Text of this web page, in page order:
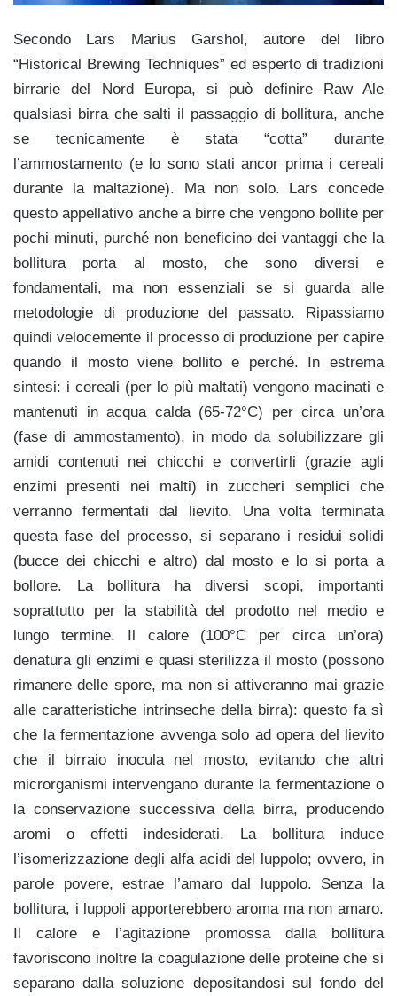
Secondo Lars Marius Garshol, autore del libro
“Historical Brewing Techniques” ed esperto di tradizioni
birrarie del Nord Europa, si può definire Raw Ale
qualsiasi birra che salti il passaggio di bollitura, anche
se tecnicamente è stata “cotta” durante
l’ammostamento (e lo sono stati ancor prima i cereali
durante la maltazione). Ma non solo. Lars concede
questo appellativo anche a birre che vengono bollite per
pochi minuti, purché non beneficino dei vantaggi che la
bollitura porta al mosto, che sono diversi e
fondamentali, ma non essenziali se si guarda alle
metodologie di produzione del passato. Ripassiamo
quindi velocemente il processo di produzione per capire
quando il mosto viene bollito e perché. In estrema
sintesi: i cereali (per lo più maltati) vengono macinati e
mantenuti in acqua calda (65-72°C) per circa un’ora
(fase di ammostamento), in modo da solubilizzare gli
amidi contenuti nei chicchi e convertirli (grazie agli
enzimi presenti nei malti) in zuccheri semplici che
verranno fermentati dal lievito. Una volta terminata
questa fase del processo, si separano i residui solidi
(bucce dei chicchi e altro) dal mosto e lo si porta a
bollore. La bollitura ha diversi scopi, importanti
soprattutto per la stabilità del prodotto nel medio e
lungo termine. Il calore (100°C per circa un’ora)
denatura gli enzimi e quasi sterilizza il mosto (possono
rimanere delle spore, ma non si attiveranno mai grazie
alle caratteristiche intrinseche della birra): questo fa sì
che la fermentazione avvenga solo ad opera del lievito
che il birraio inocula nel mosto, evitando che altri
microrganismi intervengano durante la fermentazione o
la conservazione successiva della birra, producendo
aromi o effetti indesiderati. La bollitura induce
l’isomerizzazione degli alfa acidi del luppolo; ovvero, in
parole povere, estrae l’amaro dal luppolo. Senza la
bollitura, i luppoli apporterebbero aroma ma non amaro.
Il calore e l’agitazione promossa dalla bollitura
favoriscono inoltre la coagulazione delle proteine che si
separano dalla soluzione depositandosi sul fondo del